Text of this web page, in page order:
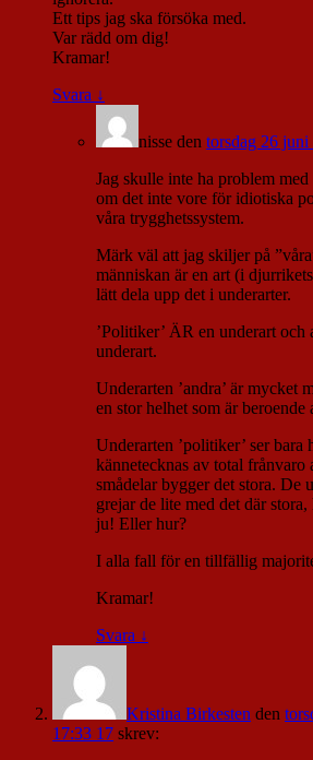
Ett tips jag ska försöka med.
Var rädd om dig!
Kramar!
Svara ↓
nisse den torsdag 26
Jag skulle inte ha problem
om det inte vore för idiotiska
våra trygghetssystem.
Märk väl att jag skiljer på
människan är en art (i
lätt dela upp det i underarter.
’Politiker’ ÄR en underart och
underart.
Underarten ’andra’ är mycket
en stor helhet som är beroende
Underarten ’politiker’ ser bara
kännetecknas av total frånvaro
smådelar bygger det stora. De
grejar de lite med det där
ju! Eller hur?
I alla fall för en tillfällig
Kramar!
Svara ↓
Kristina Birkesten den
17:33 17 skrev: